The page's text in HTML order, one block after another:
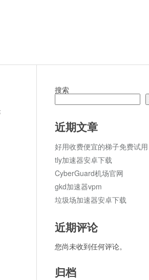
搜索
近期文章
好用收费便宜的梯子免费试用
tly加速器安卓下载
CyberGuard机场官网
gkd加速器vpm
垃圾场加速器安卓下载
近期评论
您尚未收到任何评论。
归档